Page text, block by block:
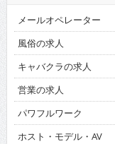
メールオペレーター
風俗の求人
キャバクラの求人
営業の求人
パワフルワーク
ホスト・モデル・AV